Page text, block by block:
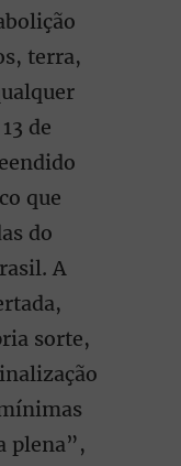
terra,
de
que
do
A
sorte,
plena”,